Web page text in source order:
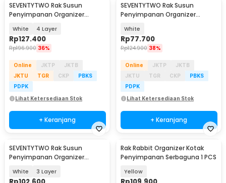
SEVENTYTWO Rak Susun
Penyimpanan Organizer
White 4 Layer
Rp127.400
Rp196.900 36%
Online JKTP
JKTB
JKTU
TGR CKP
PBKS
PDPK
Lihat Ketersediaan Stok
+ Keranjang
SEVENTYTWO Rak Susun
Penyimpanan Organizer
SV272
White
Rp77.700
Rp124.900 38%
Online JKTP
JKTB
JKTU
TGR CKP
PBKS
PDPK
Lihat Ketersediaan Stok
+ Keranjang
SEVENTYTWO Rak Susun
Penyimpanan Organizer
White 3 Layer
Rak Rabbit Organizer Kotak
Penyimpanan Serbaguna 1 PCS
Yellow